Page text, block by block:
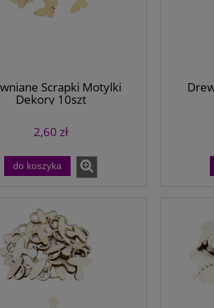
Scrapki Motylki
Dekory 10szt
2,60 zł
do koszyka